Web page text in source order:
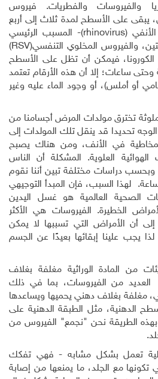
والفيروسات والفطريات. فيروس
يبقى على الأسطح لمدة ثلاث إلى أربع
(
(rhinovirus- المسبب الرئيسي
والفيروس المخلوي التنفسي(RSV
)
فيمكن أن تظل على الأسطح
وحتى ساعات؛ إلا أن هذه الأرقام تعتمد
أو أملس)، أو وجود الماء عليه وغير
تخترق مولدات المرض أجسامنا من
تحديدا قد ينقل تلك المولدات إلى
المخاطية في الأنف، ومن هناك يصبح
العلوية. المشكلة أن الناس
دراسات مختلفة تبين أننا نقوم
لهذا السبب، فإن المبدأ التوجيهي
الصحية العالمية هو غسل اليدين
الخطيرة. الفيروسات هي الأكثر
إلى أن الأمراض التي تسببها لا يمكن
لذا يجب علينا إبقائها بعيدًا عن الجسم
من المادة الوراثية مغلفة بغلاف
من الفيروسات، بما في ذلك
مغلفة بغلاف دهني يحميها ويساعدها
الدهنية، مثل الطبقة الدهنية على
الطريقة نحن "نجمع" الفيروس من
تعمل بشكل مشابه - فهي تفكك
تكونها مع الجلد، ما يمنعها من إصابة